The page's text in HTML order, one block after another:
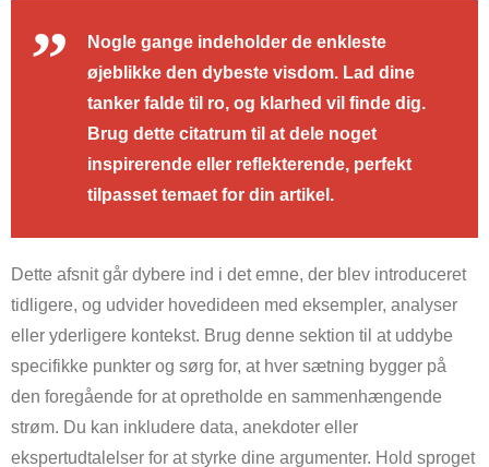
Nogle gange indeholder de enkleste
øjeblikke den dybeste visdom. Lad dine
tanker falde til ro, og klarhed vil finde dig.
Brug dette citatrum til at dele noget
inspirerende eller reflekterende, perfekt
tilpasset temaet for din artikel.
Dette afsnit går dybere ind i det emne, der blev introduceret
tidligere, og udvider hovedideen med eksempler, analyser
eller yderligere kontekst. Brug denne sektion til at uddybe
specifikke punkter og sørg for, at hver sætning bygger på
den foregående for at opretholde en sammenhængende
strøm. Du kan inkludere data, anekdoter eller
ekspertudtalelser for at styrke dine argumenter. Hold sproget